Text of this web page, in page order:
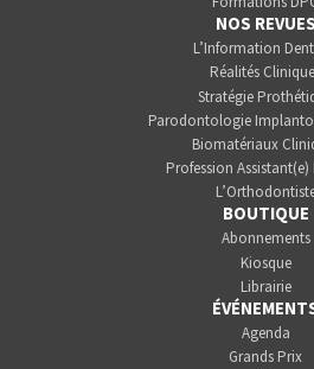
NOS REVUES
L’Information
Réalités
Stratégie
Parodontologie
Biomatériaux
Profession Assistant(e)
BOUTIQUE
Abonnements
Kiosque
Librairie
Agenda
Grands Prix